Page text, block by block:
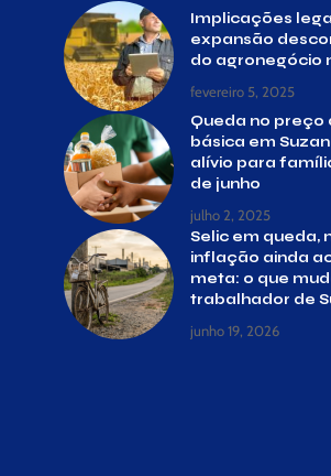
Implicações
expansão
do agronegócio
fevereiro 5, 2025
Queda no preço
básica em
alívio para
de junho
julho 2, 2025
Selic em queda,
inflação ainda
meta: o que
trabalhador de
junho 19, 2026